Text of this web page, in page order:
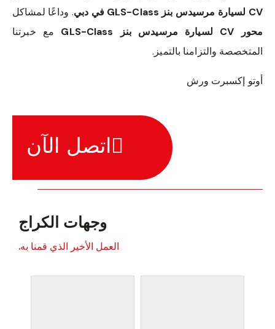
CV لسيارة مرسيدس بنز GLS-Class في دبي
. وداعًا لمشاكل
محور CV لسيارة مرسيدس بنز GLS-Class
مع خبرتنا
المتخصصة والتزامنا بالتميز.
أوتو إكسبرت ورش
اتصل الآن
وجهات الكراج
العمل الأخير الذي قمنا به.